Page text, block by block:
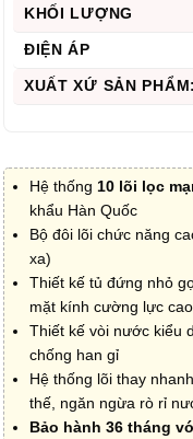
KHỐI LƯỢNG
ĐIỆN ÁP
XUẤT XỨ SẢN PHẨM:
Hệ thống 10 lõi lọc
khẩu Hàn Quốc
Bộ đôi lõi chức năng
xa)
Thiết kế tủ đứng nhỏ
mặt kính cường lực
Thiết kế vòi nước kiểu
chống han gỉ
Hệ thống lõi thay
thế, ngăn ngừa rò rỉ
Bảo hành 36 tháng